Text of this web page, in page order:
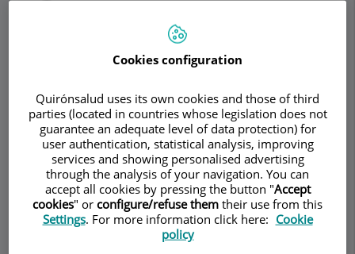
Comenzar terapia: Cómo es el primer encuentro
con un psicólogo clínico(julio 2026)
10º Update Multidisciplinar en Enfermedades
Inflamatorias y Autoinmunes Sistémicas (julio
2026)
7 Jornada Atención Multidisciplinar en Oncología
Cookies configuration
Quirónsalud uses its own cookies and those of third
parties (located in countries whose legislation does not
guarantee an adequate level of data protection) for
user authentication, statistical analysis, improving
services and showing personalised advertising
through the analysis of your navigation. You can
accept all cookies by pressing the button "Accept
cookies" or configure/refuse them their use from this
Settings. For more information click here: Cookie
policy